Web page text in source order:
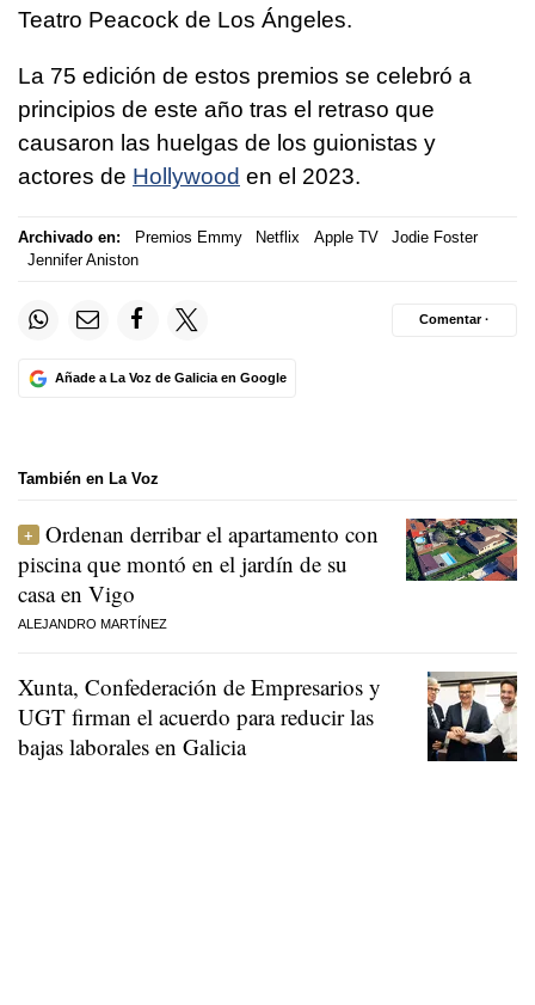
Teatro Peacock de Los Ángeles.
La 75 edición de estos premios se celebró a
principios de este año tras el retraso que
causaron las huelgas de los guionistas y
actores de Hollywood en el 2023.
Archivado en: Premios Emmy Netflix Apple TV
Jodie Foster
Jennifer Aniston
Añade a La Voz de Galicia en Google
Comentar ·
También en La Voz
Ordenan derribar el apartamento con
piscina que montó en el jardín de su
casa en Vigo
ALEJANDRO MARTÍNEZ
Xunta, Confederación de Empresarios y
UGT firman el acuerdo para reducir las
bajas laborales en Galicia